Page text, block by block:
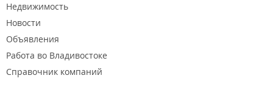
Недвижимость
Новости
Объявления
Работа во Владивостоке
Справочник компаний